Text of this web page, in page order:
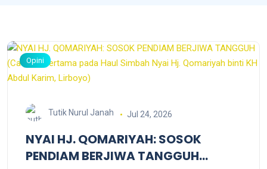
Opini
Tutik Nurul Janah Jul 24, 2026
NYAI HJ. QOMARIYAH: SOSOK
PENDIAM BERJIWA TANGGUH